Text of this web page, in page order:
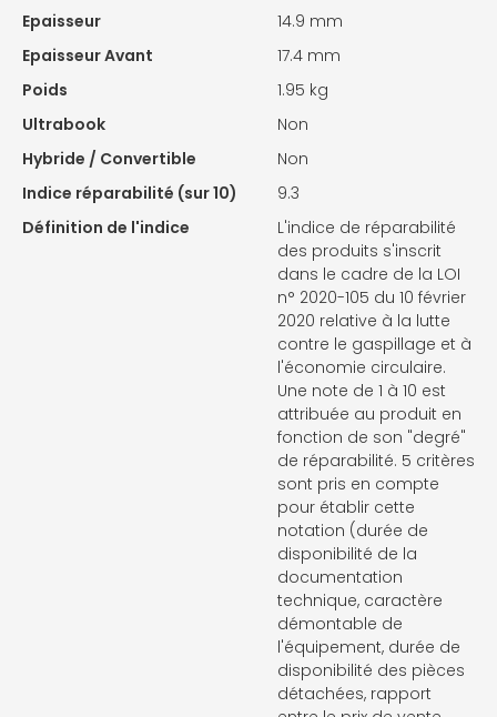
Epaisseur
14.9 mm
Epaisseur Avant
17.4 mm
Poids
1.95 kg
Ultrabook
Non
Hybride / Convertible
Non
Indice réparabilité (sur 10)
9.3
Définition de l'indice
L'indice de réparabilité
des produits s'inscrit
dans le cadre de la LOI
n° 2020-105 du 10 février
2020 relative à la lutte
contre le gaspillage et à
l'économie circulaire.
Une note de 1 à 10 est
attribuée au produit en
fonction de son "degré"
de réparabilité. 5 critères
sont pris en compte
pour établir cette
notation (durée de
disponibilité de la
documentation
technique, caractère
démontable de
l'équipement, durée de
disponibilité des pièces
détachées, rapport